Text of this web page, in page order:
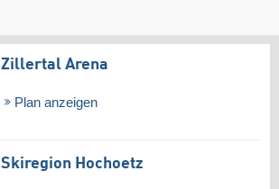
Zillertal Arena
Plan anzeigen
Skiregion Hochoetz